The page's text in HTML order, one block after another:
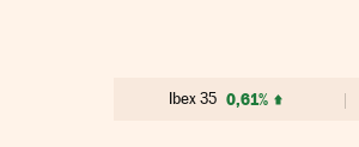
Ibex 35 0,61%